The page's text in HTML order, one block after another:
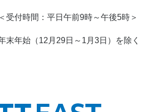
付時間：平日午前9時～午後5時＞
末年始（12月29日～1月3日）を除く